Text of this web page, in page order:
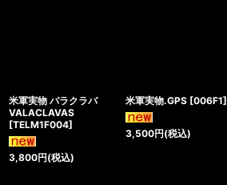
米軍実物 バラクラバ
VALACLAVAS
[TELM1F004]
3,800円(税込)
米軍実物.GPS [006F1]
3,500円(税込)